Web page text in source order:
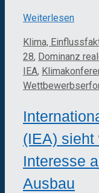
Weiterlesen
Kategorien
Klima,
28, Dominanz
IEA,
(IEA) sieht
Interesse
Ausbau